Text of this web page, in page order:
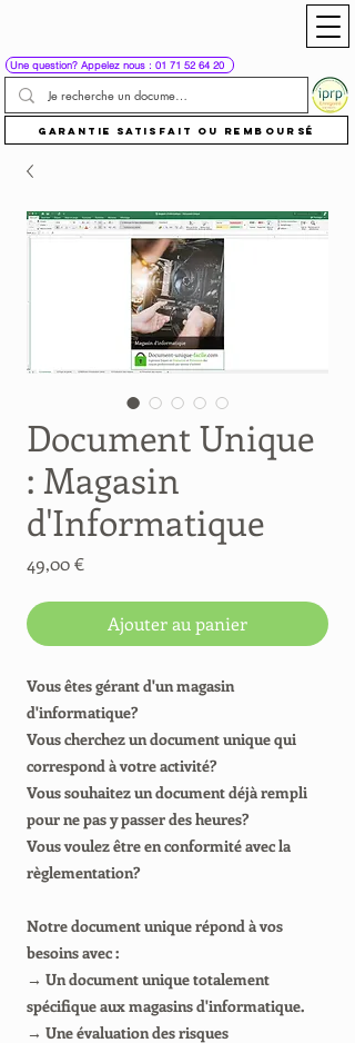
Garantie satisfait ou remboursé
Une question? Appelez nous : 01 71 52 64 20
Document Unique
: Magasin
d'Informatique
49,00 €Prix
Ajouter au panier
Vous êtes gérant d'un magasin
d'informatique?
Vous cherchez un document unique qui
correspond à votre activité?
Vous souhaitez un document déjà rempli
pour ne pas y passer des heures?
Vous voulez être en conformité avec la
règlementation?
Notre document unique répond à vos
besoins avec :
→ Un document unique totalement
spécifique aux magasins d'informatique.
→ Une évaluation des risques